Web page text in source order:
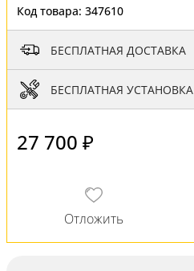
Код товара: 347610
БЕСПЛАТНАЯ ДОСТАВКА
БЕСПЛАТНАЯ УСТАНОВКА
27 700 ₽